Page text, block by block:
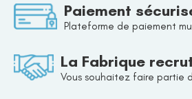
Paiement
Plateforme de paiement
La Fabrique
Vous souhaitez faire partie